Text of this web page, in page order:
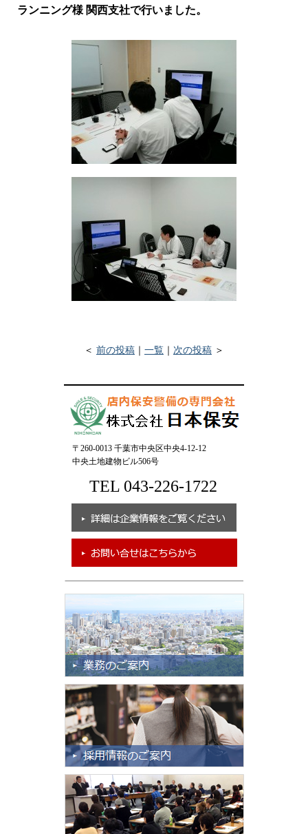
ランニング様 関西支社で行いました。
＜ 前の投稿 一覧 次の投稿 ＞
〒260-0013 千葉市中央区中央4-12-12
中央土地建物ビル506号
TEL 043-226-1722